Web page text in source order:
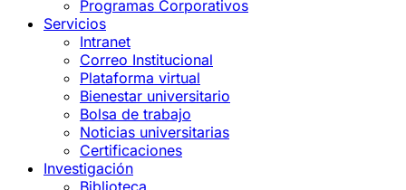
Programas Corporativos
Servicios
Intranet
Correo Institucional
Plataforma virtual
Bienestar universitario
Bolsa de trabajo
Noticias universitarias
Certificaciones
Investigación
Biblioteca